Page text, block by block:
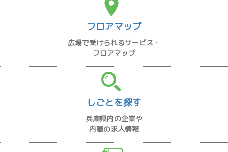
フロアマップ
広場で受けられるサービス・
フロアマップ
しごとを探す
兵庫県内の企業や
内職の求人情報